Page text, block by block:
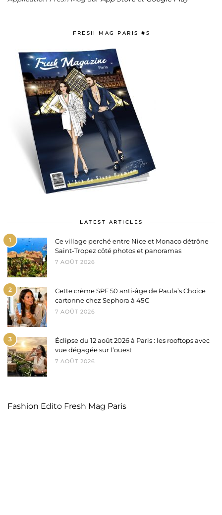
FRESH MAG PARIS #5
LATEST ARTICLES
1
Ce village perché entre Nice et Monaco détrône
Saint-Tropez côté photos et panoramas
7 AOÛT 2026
2
Cette crème SPF 50 anti-âge de Paula’s Choice
cartonne chez Sephora à 45€
7 AOÛT 2026
3
Éclipse du 12 août 2026 à Paris : les rooftops avec
vue dégagée sur l’ouest
7 AOÛT 2026
Fashion Edito Fresh Mag Paris